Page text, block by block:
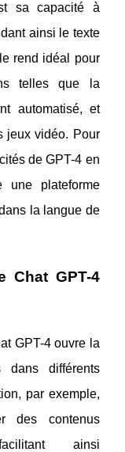
sa capacité à
ainsi le texte
rend idéal pour
telles que la
automatisé, et
jeux vidéo. Pour
de GPT-4 en
une plateforme
la langue de
Chat GPT-4
GPT-4 ouvre la
dans différents
par exemple,
des contenus
ainsi